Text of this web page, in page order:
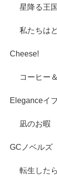
星降る王
私たちは
Cheese!
コーヒー
Eleganceイ
凪のお暇
GCノベルズ
転生した